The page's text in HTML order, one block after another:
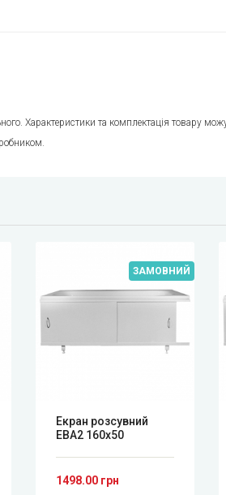
Характеристики та комплектація товару
ЗАМОВНИЙ
Екран розсувний
EBA2 160x50
1498.00 грн